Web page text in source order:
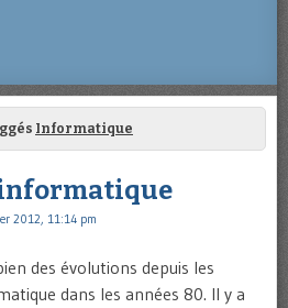
Informatique
2012, 11:14 pm
des évolutions depuis les
dans les années 80. Il y a